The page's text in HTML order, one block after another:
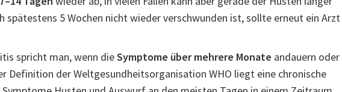
spätestens 5 Wochen nicht wieder verschwunden ist, sollte erneut ein Arzt
spricht man, wenn dieSymptome über mehrere Monate andauern oder
Definition der Weltgesundheitsorganisation WHO liegt eine chronische